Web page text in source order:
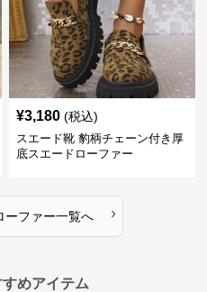
¥3,180 (税込)
スエード靴 豹柄チェーン付き厚
底スエードローファー
ーファー一覧へ ›
めアイテム